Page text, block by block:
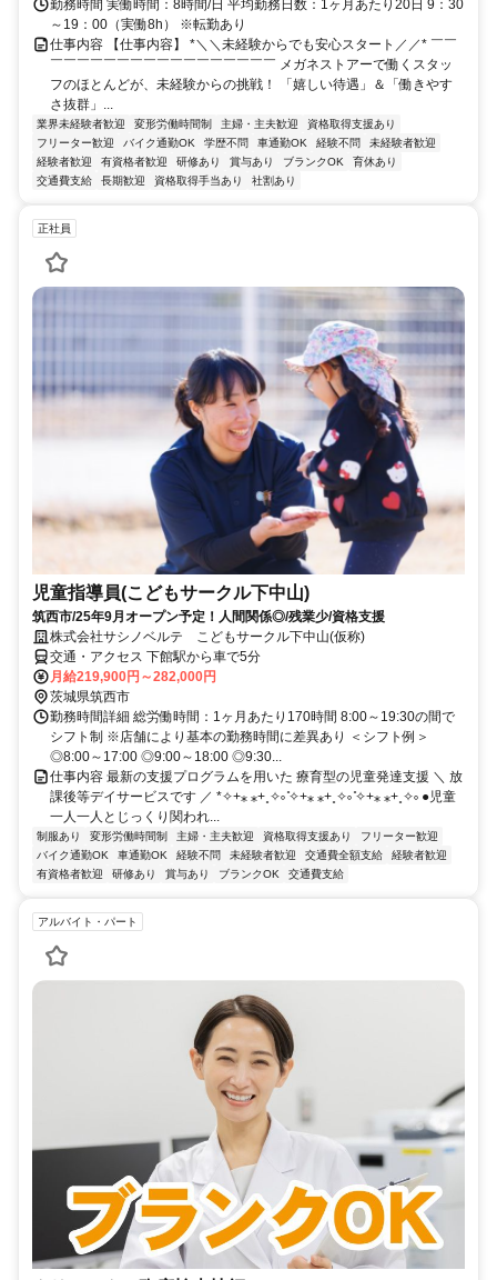
勤務時間 実働時間：8時間/日 平均勤務日数：1ヶ月あたり20日 9：30
～19：00（実働8h） ※転勤あり
仕事内容 【仕事内容】 *＼＼未経験からでも安心スタート／／* ￣￣
￣￣￣￣￣￣￣￣￣￣￣￣￣￣￣￣￣ メガネストアーで働くスタッ
フのほとんどが、未経験からの挑戦！ 「嬉しい待遇」＆「働きやす
さ抜群」...
業界未経験者歓迎 変形労働時間制 主婦・主夫歓迎
資格取得支援あり
フリーター歓迎
バイク通勤OK 学歴不問 車通勤OK 経験不問
未経験者歓迎
経験者歓迎
有資格者歓迎 研修あり 賞与あり ブランクOK
育休あり
交通費支給
長期歓迎 資格取得手当あり 社割あり
正社員
児童指導員(こどもサークル下中山)
筑西市/25年9月オープン予定！人間関係◎/残業少/資格支援
株式会社サシノベルテ こどもサークル下中山(仮称)
交通・アクセス 下館駅から車で5分
月給219,900円～282,000円
茨城県筑西市
勤務時間詳細 総労働時間：1ヶ月あたり170時間 8:00～19:30の間で
シフト制 ※店舗により基本の勤務時間に差異あり ＜シフト例＞
◎8:00～17:00 ◎9:00～18:00 ◎9:30...
仕事内容 最新の支援プログラムを用いた 療育型の児童発達支援 ＼ 放
課後等デイサービスです ／ *✧+⁎ ⁎+˳✧༚ ̊✧+⁎ ⁎+˳✧༚ ̊✧+⁎ ⁎+˳✧༚ ●児童
一人一人とじっくり関われ...
制服あり 変形労働時間制 主婦・主夫歓迎 資格取得支援あり
フリーター歓迎
バイク通勤OK
車通勤OK 経験不問 未経験者歓迎 交通費全額支給
経験者歓迎
有資格者歓迎
研修あり 賞与あり ブランクOK 交通費支給
アルバイト・パート